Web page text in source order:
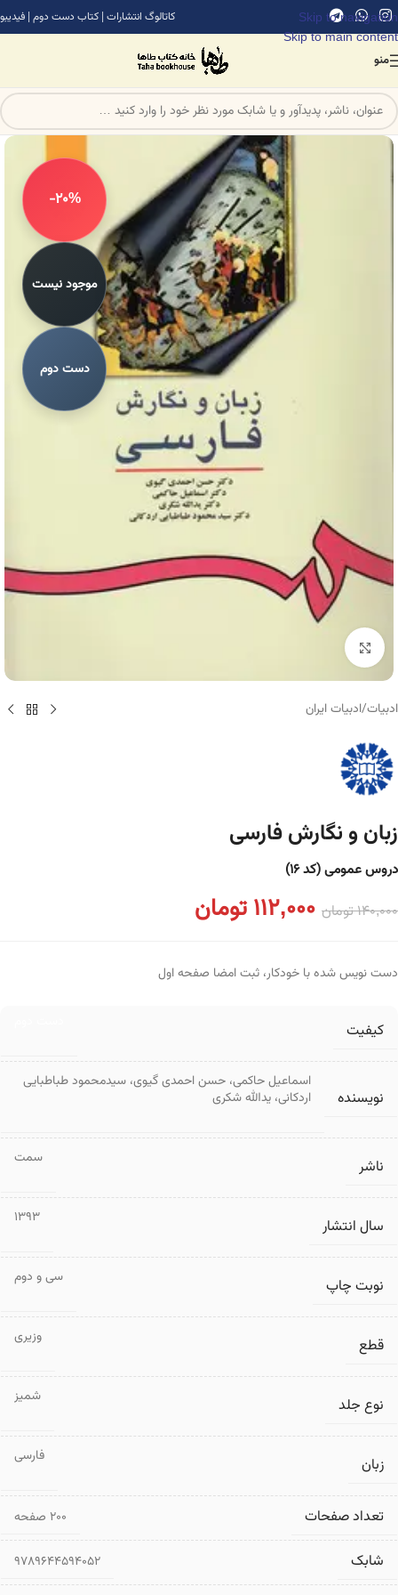
Skip to navigation
Skip to main content
کاتالوگ انتشارات | کتاب دست دوم | فیدیبو
منو
-20%
موجود نیست
دست دوم
برای بزرگنمایی کلیک کنید
ادبیات/ادبیات ایران
زبان و نگارش فارسی
دروس عمومی (کد ۱۶)
140,000تومان 112,000تومان
دست نویس شده با خودکار، ثبت امضا صفحه اول
کیفیت
نویسنده
اسماعیل حاکمی، حسن احمدی گیوی، سیدمحمود طباطبایی
اردکانی، یدالله شکری
ناشر سمت
سال انتشار 1393
نوبت چاپ سی و دوم
قطع وزیری
نوع جلد شمیز
زبان فارسی
تعداد صفحات ۲۰۰ صفحه
شابک 9789644594052